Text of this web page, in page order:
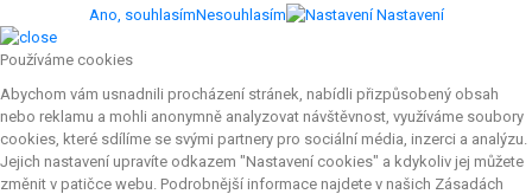
Ano, souhlasímNesouhlasím Nastavení
Používáme cookies
Abychom vám usnadnili procházení stránek, nabídli přizpůsobený obsah
nebo reklamu a mohli anonymně analyzovat návštěvnost, využíváme soubory
cookies, které sdílíme se svými partnery pro sociální média, inzerci a analýzu.
Jejich nastavení upravíte odkazem "Nastavení cookies" a kdykoliv jej můžete
změnit v patičce webu. Podrobnější informace najdete v našich Zásadách